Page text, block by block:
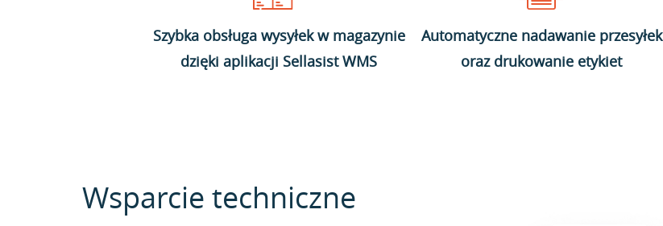
Szybka obsługa wysyłek w magazynie
dzięki aplikacji Sellasist WMS
Automatyczne nadawanie przesyłek
oraz drukowanie etykiet
Wsparcie techniczne